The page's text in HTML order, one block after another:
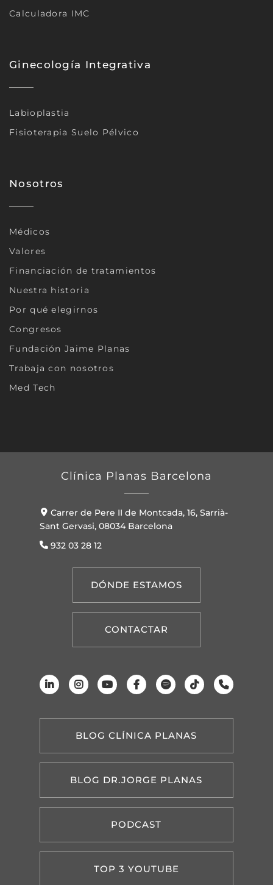
Calculadora IMC
Ginecología Integrativa
Labioplastia
Fisioterapia Suelo Pélvico
Nosotros
Médicos
Valores
Financiación de tratamientos
Nuestra historia
Por qué elegirnos
Congresos
Fundación Jaime Planas
Trabaja con nosotros
Med Tech
Clínica Planas Barcelona
Carrer de Pere II de Montcada, 16, Sarrià-
Sant Gervasi, 08034 Barcelona
932 03 28 12
DÓNDE ESTAMOS
CONTACTAR
BLOG CLÍNICA PLANAS
BLOG DR.JORGE PLANAS
PODCAST
TOP 3 YOUTUBE